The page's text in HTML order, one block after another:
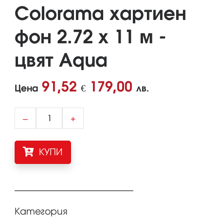
Colorama хартиен
фон 2.72 x 11 м -
цвят Aqua
Цена 91,52 € 179,00 лв.
– +
КУПИ
Категория